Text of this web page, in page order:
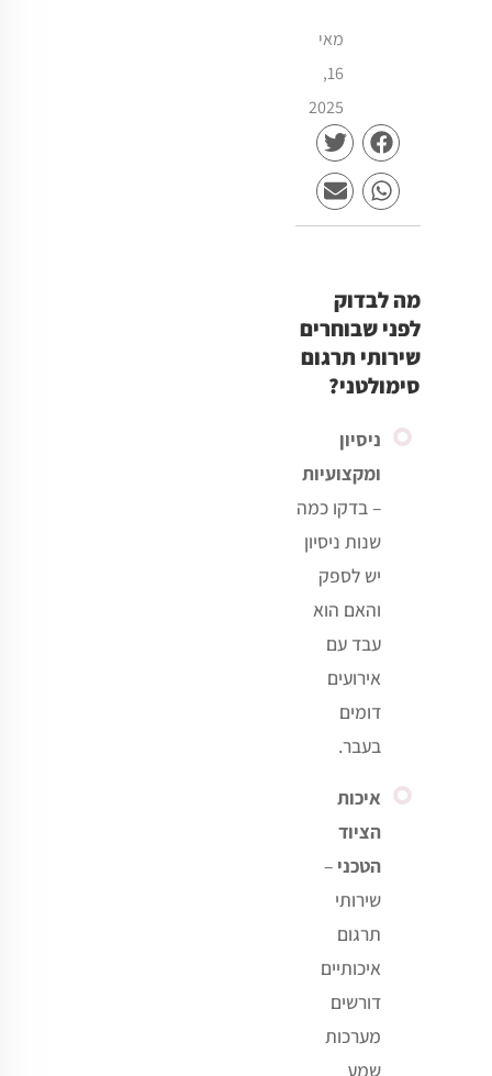
מאי
16,
2025
מה לבדוק
לפני שבוחרים
שירותי תרגום
סימולטני?
ניסיון
ומקצועיות
–בדקו כמה
שנות ניסיון
יש לספק
והאם הוא
עבד עם
אירועים
דומים
בעבר.
איכות
הציוד
הטכני –
שירותי
תרגום
איכותיים
דורשים
מערכות
שמע